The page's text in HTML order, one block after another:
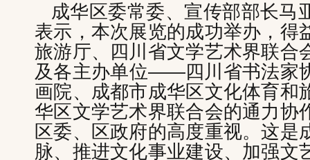
成华区委常委、宣传部部长马
表示，本次展览的成功举办，得
旅游厅、四川省文学艺术界联合
及各主办单位——四川省书法家
画院、成都市成华区文化体育和
华区文学艺术界联合会的通力协
区委、区政府的高度重视。这是
脉、推进文化事业建设、加强文